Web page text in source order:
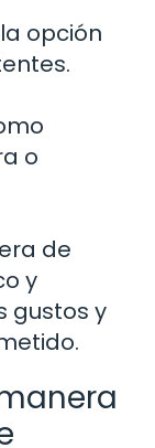
opción
o
de
y
gustos y